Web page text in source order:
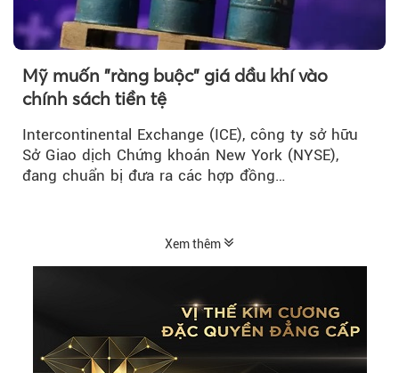
Mỹ muốn "ràng buộc" giá dầu khí vào
chính sách tiền tệ
Intercontinental Exchange (ICE), công ty sở hữu
Sở Giao dịch Chứng khoán New York (NYSE),
đang chuẩn bị đưa ra các hợp đồng…
Xem thêm